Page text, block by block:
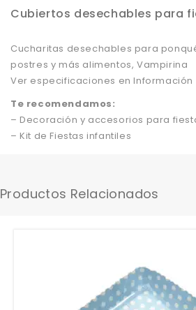
Cubiertos desechables para
Cucharitas desechables para
postres y más alimentos, Vampirina
Ver especificaciones en Información
Te recomendamos:
– Decoración y accesorios para
– Kit de Fiestas infantiles
Productos Relacionados